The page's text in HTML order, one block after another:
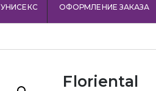
УНИСЕКС ОФОРМЛЕНИЕ ЗАКАЗА
Floriental